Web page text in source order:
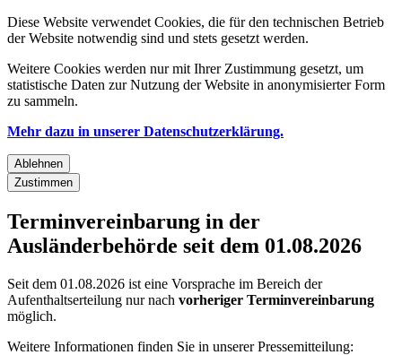
Diese Website verwendet Cookies, die für den technischen Betrieb
der Website notwendig sind und stets gesetzt werden.
Weitere Cookies werden nur mit Ihrer Zustimmung gesetzt, um
statistische Daten zur Nutzung der Website in anonymisierter Form
zu sammeln.
Mehr dazu in unserer Datenschutzerklärung.
Ablehnen
Zustimmen
Terminvereinbarung in der
Ausländerbehörde seit dem 01.08.2026
Seit dem 01.08.2026 ist eine Vorsprache im Bereich der
Aufenthaltserteilung nur nach vorheriger Terminvereinbarung
möglich.
Weitere Informationen finden Sie in unserer Pressemitteilung: